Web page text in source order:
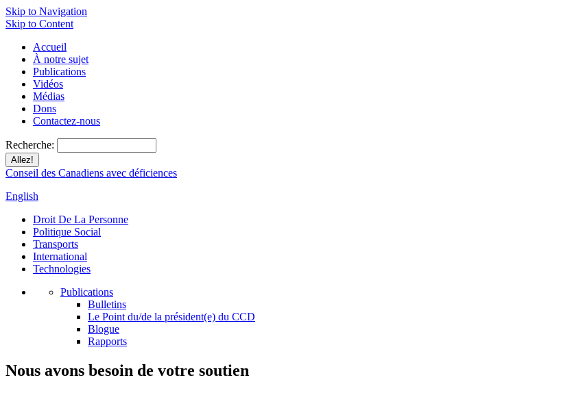
Skip to Navigation
Skip to Content
Accueil
À notre sujet
Publications
Vidéos
Médias
Dons
Contactez-nous
Recherche:
Conseil des Canadiens avec déficiences
English
Droit De La Personne
Politique Social
Transports
International
Technologies
Publications
Bulletins
Le Point du/de la président(e) du CCD
Blogue
Rapports
Nous avons besoin de votre soutien